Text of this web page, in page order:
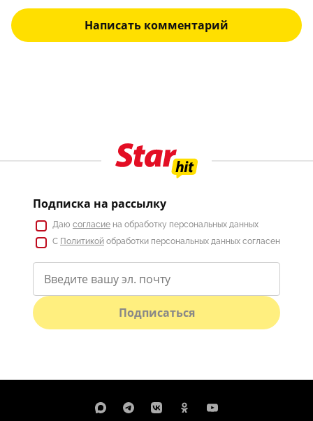
Написать комментарий
Подписка на рассылку
Даю согласие на обработку персональных данных
С Политикой обработки персональных данных согласен
Подписаться